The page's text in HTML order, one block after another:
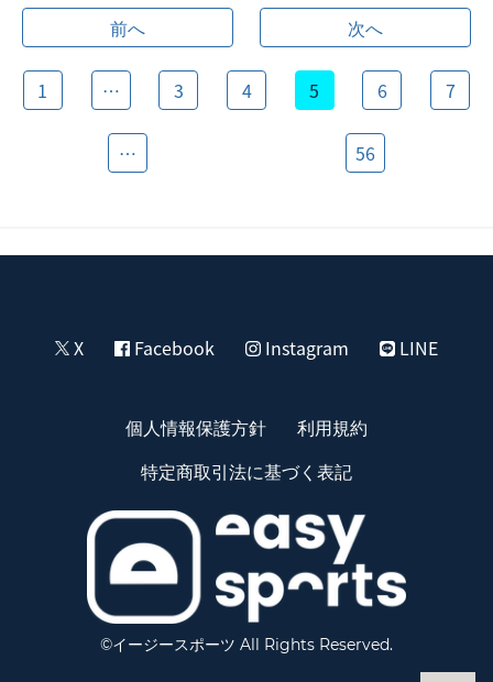
前へ 次へ
1 … 3 4 5 6 7
… 56
X Facebook Instagram LINE
個人情報保護方針
利用規約
特定商取引法に基づく表記
©イージースポーツ All Rights Reserved.